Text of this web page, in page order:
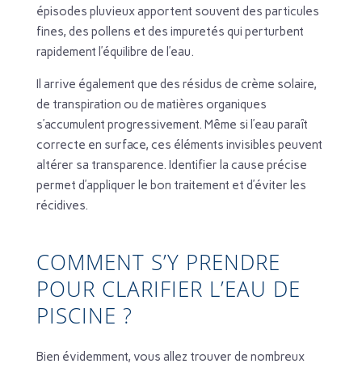
épisodes pluvieux apportent souvent des particules
fines, des pollens et des impuretés qui perturbent
rapidement l’équilibre de l’eau.
Il arrive également que des résidus de crème solaire,
de transpiration ou de matières organiques
s’accumulent progressivement. Même si l’eau paraît
correcte en surface, ces éléments invisibles peuvent
altérer sa transparence. Identifier la cause précise
permet d’appliquer le bon traitement et d’éviter les
récidives.
COMMENT S’Y PRENDRE
POUR CLARIFIER L’EAU DE
PISCINE ?
Bien évidemment, vous allez trouver de nombreux